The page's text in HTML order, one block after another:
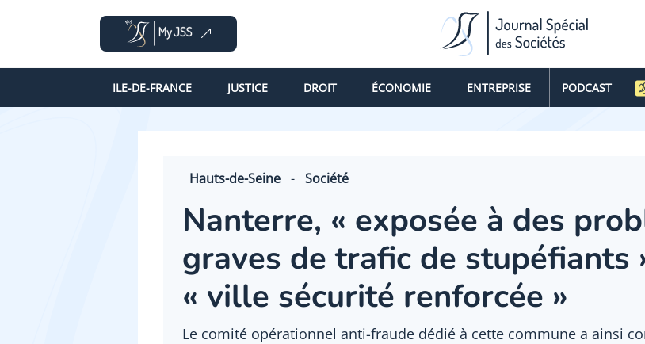
ILE-DE-FRANCE JUSTICE DROIT ÉCONOMIE ENTREPRISE PODCAST
Hauts-de-Seine - Société
Nanterre, « exposée à des
graves de trafic de stupéfiants
« ville sécurité renforcée »
Le comité opérationnel anti-fraude dédié à cette commune a ainsi